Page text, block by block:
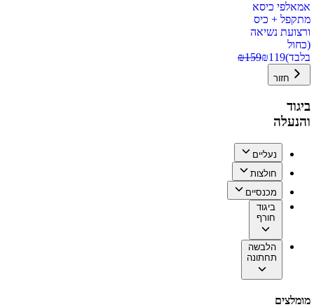
אמאלפי כיסא
מתקפל + כיס
ורצועת נשיאה
(כחול
בלבד)
₪119
₪159
חזור
ביגוד
והנעלה
נעליים
חולצות
מכנסיים
ביגוד
חורף
הלבשה
תחתונה
מומלצים